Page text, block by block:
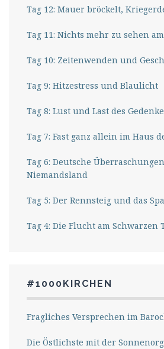
Tag 12: Mauer bröckelt,
Tag 11: Nichts mehr zu sehen
Tag 10: Zeitenwenden und
Tag 9: Hitzestress und Blaulicht
Tag 8: Lust und Last des
Tag 7: Fast ganz allein im Haus
Tag 6: Deutsche
Niemandsland
Tag 5: Der Rennsteig und das
Tag 4: Die Flucht am Schwarzen
#1000KIRCHEN
Fragliches Versprechen im
Die Östlichste mit der